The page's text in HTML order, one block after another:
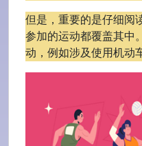
但是，重要的是仔细阅
参加的运动都覆盖其中
动，例如涉及使用机动